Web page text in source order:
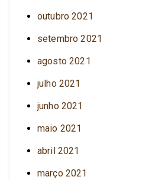
outubro 2021
setembro 2021
agosto 2021
julho 2021
junho 2021
maio 2021
abril 2021
março 2021